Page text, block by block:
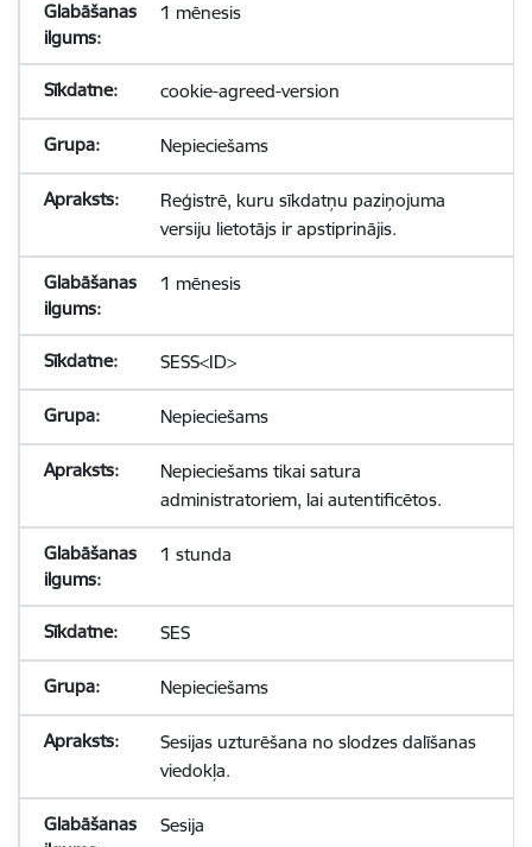
1 mēnesis
cookie-agreed-version
Nepieciešams
Reģistrē, kuru sīkdatņu paziņojuma
versiju lietotājs ir apstiprinājis.
1 mēnesis
SESS<ID>
Nepieciešams
Nepieciešams tikai satura
administratoriem, lai autentificētos.
1 stunda
SES
Nepieciešams
Sesijas uzturēšana no slodzes dalīšanas
viedokļa.
Sesija